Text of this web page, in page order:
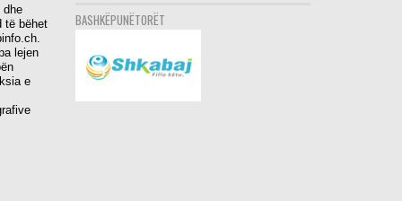
dhe
të bëhet
lejen
e
BASHKËPUNËTORËT